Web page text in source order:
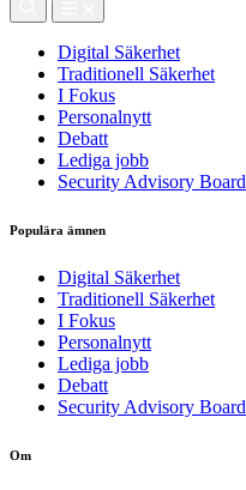
Digital Säkerhet
Traditionell Säkerhet
I Fokus
Personalnytt
Debatt
Lediga jobb
Security Advisory Board
Populära ämnen
Digital Säkerhet
Traditionell Säkerhet
I Fokus
Personalnytt
Lediga jobb
Debatt
Security Advisory Board
Om